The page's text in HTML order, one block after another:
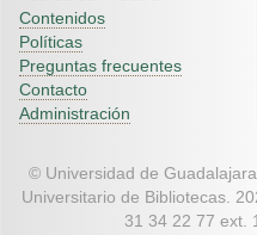
Contenidos
Políticas
Preguntas frecuentes
Contacto
Administración
© Universidad de
Universitario de Bibliotecas.
31 34 22 77 ext.